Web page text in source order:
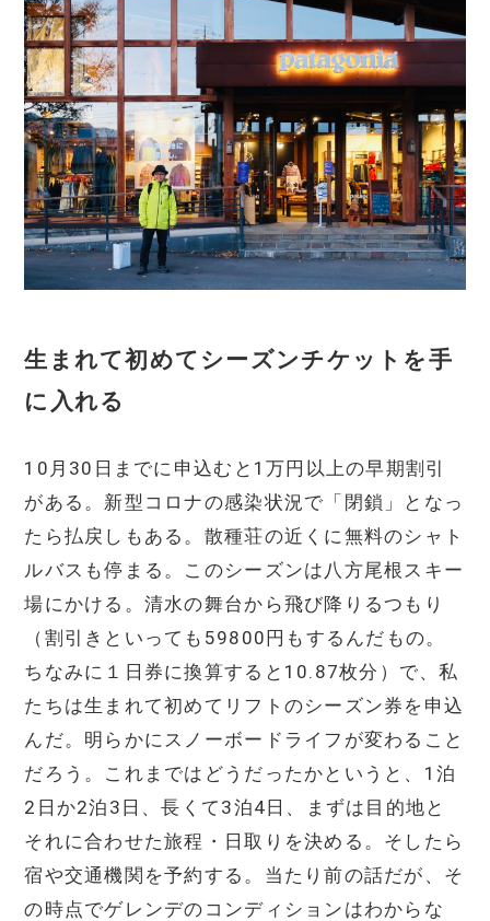
生まれて初めてシーズンチケットを手
に入れる
10月30日までに申込むと1万円以上の早期割引
がある。新型コロナの感染状況で「閉鎖」となっ
たら払戻しもある。散種荘の近くに無料のシャト
ルバスも停まる。このシーズンは八方尾根スキー
場にかける。清水の舞台から飛び降りるつもり
（割引きといっても59800円もするんだもの。
ちなみに１日券に換算すると10.87枚分）で、私
たちは生まれて初めてリフトのシーズン券を申込
んだ。明らかにスノーボードライフが変わること
だろう。これまではどうだったかというと、1泊
2日か2泊3日、長くて3泊4日、まずは目的地と
それに合わせた旅程・日取りを決める。そしたら
宿や交通機関を予約する。当たり前の話だが、そ
の時点でゲレンデのコンディションはわからな